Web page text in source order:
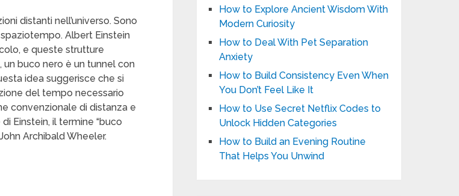
distanti nell’universo. Sono
Albert Einstein
e queste strutture
un buco nero è un tunnel con
idea suggerisce che si
del tempo necessario
convenzionale di distanza e
Einstein, il termine “buco
Archibald Wheeler.
How to Explore Ancient Wisdom With
Modern Curiosity
How to Deal With Pet Separation
Anxiety
How to Build Consistency Even When
You Don’t Feel Like It
How to Use Secret Netflix Codes to
Unlock Hidden Categories
How to Build an Evening Routine
That Helps You Unwind